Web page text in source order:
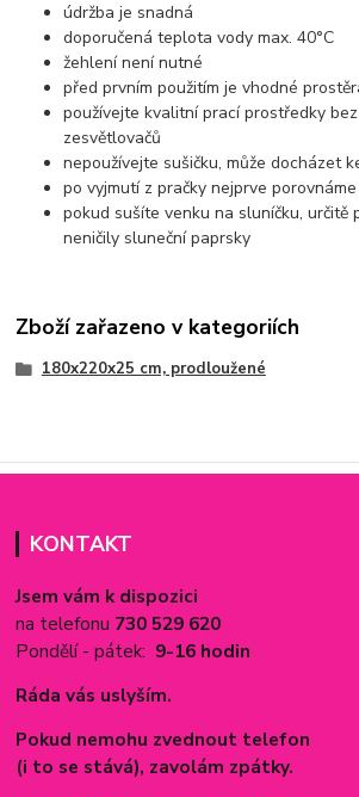
údržba je snadná
doporučená teplota vody max. 40°C
žehlení není nutné
před prvním použitím je vhodné
používejte kvalitní prací prostředky
zesvětlovačů
nepoužívejte sušičku, může docházet
po vyjmutí z pračky nejprve
pokud sušíte venku na sluníčku, určitě
neničily sluneční paprsky
Zboží zařazeno v kategoriích
180x220x25 cm, prodloužené
KONTAKT
Jsem vám k dispozici
na telefonu 730 529 620
Pondělí - pátek: 9-16 hodin
Ráda vás uslyším.
Pokud nemohu zvednout telefon
(i to se stává), zavolám zpátky.